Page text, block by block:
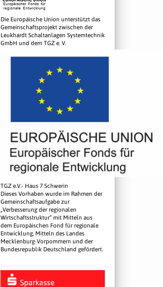
Die Europäische Union unterstützt das
Gemeinschaftsprojekt zwischen der
Leukhardt Schaltanlagen Systemtechnik
GmbH und dem TGZ e. V.
TGZ e.V.- Haus 7 Schwerin
Dieses Vorhaben wurde im Rahmen der
Gemeinschaftsaufgabe zur
„Verbesserung der regionalen
Wirtschaftsstruktur“ mit Mitteln aus
dem Europäischen Fond für regionale
Entwicklung, Mitteln des Landes
Mecklenburg-Vorpommern und der
Bundesrepublik Deutschland gefördert.